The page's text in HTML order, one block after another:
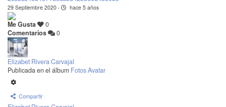
29 Septiembre 2020 · hace 5 años
Me Gusta
0
Comentarios
0
Elizabet Rivera Carvajal
Publicada en el álbum Fotos Avatar
Compartir